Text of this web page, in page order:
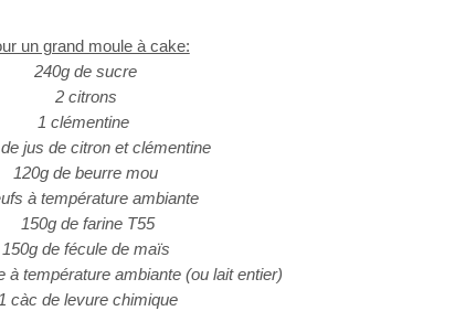
un grand moule à cake:
240g de sucre
2 citrons
1 clémentine
jus de citron et clémentine
120g de beurre mou
à température ambiante
150g de farine T55
150g de fécule de maïs
à température ambiante (ou lait entier)
1 càc de levure chimique